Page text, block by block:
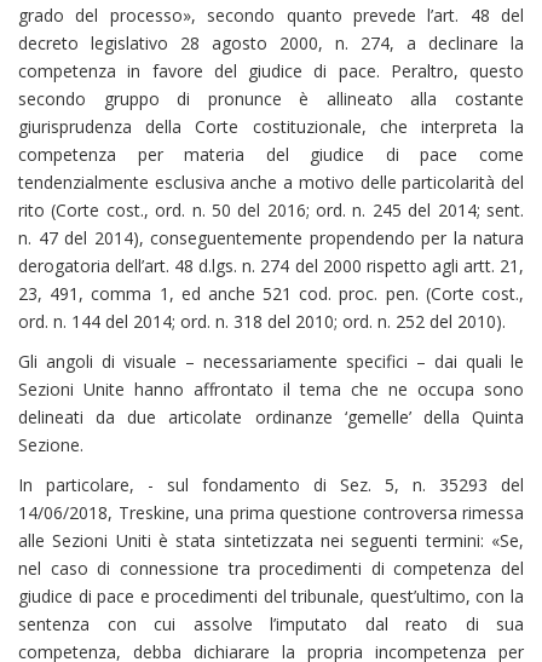
grado del processo», secondo quanto prevede l’art. 48 del
decreto legislativo 28 agosto 2000, n. 274, a declinare la
competenza in favore del giudice di pace. Peraltro, questo
secondo gruppo di pronunce è allineato alla costante
giurisprudenza della Corte costituzionale, che interpreta la
competenza per materia del giudice di pace come
tendenzialmente esclusiva anche a motivo delle particolarità del
rito (Corte cost., ord. n. 50 del 2016; ord. n. 245 del 2014; sent.
n. 47 del 2014), conseguentemente propendendo per la natura
derogatoria dell’art. 48 d.lgs. n. 274 del 2000 rispetto agli artt. 21,
23, 491, comma 1, ed anche 521 cod. proc. pen. (Corte cost.,
ord. n. 144 del 2014; ord. n. 318 del 2010; ord. n. 252 del 2010).
Gli angoli di visuale – necessariamente specifici – dai quali le
Sezioni Unite hanno affrontato il tema che ne occupa sono
delineati da due articolate ordinanze ‘gemelle’ della Quinta
Sezione.
In particolare, - sul fondamento di Sez. 5, n. 35293 del
14/06/2018, Treskine, una prima questione controversa rimessa
alle Sezioni Uniti è stata sintetizzata nei seguenti termini: «Se,
nel caso di connessione tra procedimenti di competenza del
giudice di pace e procedimenti del tribunale, quest’ultimo, con la
sentenza con cui assolve l’imputato dal reato di sua
competenza, debba dichiarare la propria incompetenza per